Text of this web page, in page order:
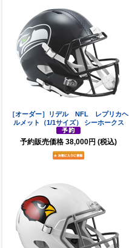
［オーダー］リデル NFL レプリカヘ
ルメット（1/1サイズ） シーホークス
予約販売価格 38,000円 (税込)